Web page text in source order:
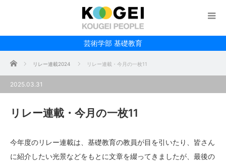
芸術学部 基礎教育
ホーム リレー連載2024 リレー連載・今月の一枚11
2025.03.31
リレー連載・今月の一枚11
今年度のリレー連載は、基礎教育の教員が目を引いたり、皆さん
に紹介したい光景などをもとに文章を綴ってきましたが、最後の